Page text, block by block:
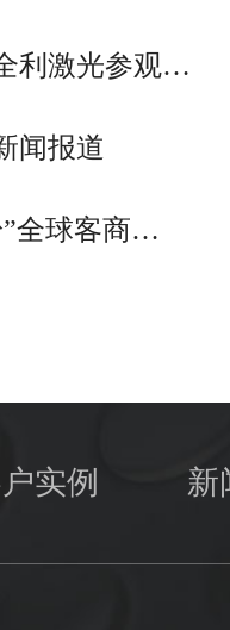
利激光参观…
闻报道
”全球客商…
实例 新